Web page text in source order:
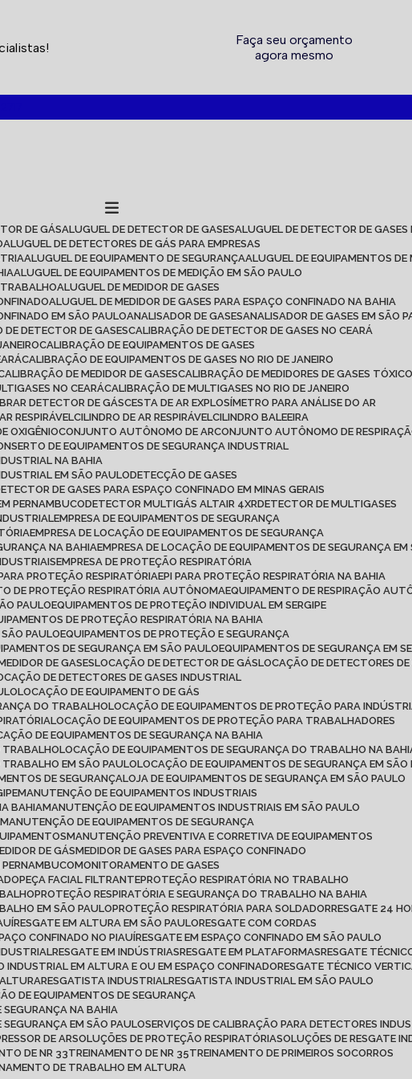
Faça seu orçamento
agora mesmo
DE GÁS ALUGUEL DE DETECTOR DE GASES ALUGUEL DE DETECTOR DE
ALUGUEL DE DETECTORES DE GÁS PARA EMPRESAS
ALUGUEL DE EQUIPAMENTO DE SEGURANÇA ALUGUEL DE EQUIPAMENTOS DE
ALUGUEL DE EQUIPAMENTOS DE MEDIÇÃO EM SÃO PAULO
TRABALHO ALUGUEL DE MEDIDOR DE GASES
ALUGUEL DE MEDIDOR DE GASES PARA ESPAÇO CONFINADO NA BAHIA
EM SÃO PAULO ANALISADOR DE GASES ANALISADOR DE GASES EM SÃO
DE DETECTOR DE GASES CALIBRAÇÃO DE DETECTOR DE GASES NO CEARÁ
CALIBRAÇÃO DE EQUIPAMENTOS DE GASES
CALIBRAÇÃO DE EQUIPAMENTOS DE GASES NO RIO DE JANEIRO
CALIBRAÇÃO DE MEDIDOR DE GASES CALIBRAÇÃO DE MEDIDORES DE GASES
NO CEARÁ CALIBRAÇÃO DE MULTIGASES NO RIO DE JANEIRO
DETECTOR DE GÁS CESTA DE AR EXPLOSÍMETRO PARA ANÁLISE DO AR
RESPIRÁVEL CILINDRO DE AR RESPIRÁVEL CILINDRO BALEEIRA
OXIGÊNIO CONJUNTO AUTÔNOMO DE AR CONJUNTO AUTÔNOMO DE
DE EQUIPAMENTOS DE SEGURANÇA INDUSTRIAL
NA BAHIA
EM SÃO PAULO DETECÇÃO DE GASES
DETECTOR DE GASES PARA ESPAÇO CONFINADO EM MINAS GERAIS
PERNAMBUCO DETECTOR MULTIGÁS ALTAIR 4XR DETECTOR DE MULTIGASES
EMPRESA DE EQUIPAMENTOS DE SEGURANÇA
EMPRESA DE LOCAÇÃO DE EQUIPAMENTOS DE SEGURANÇA
NA BAHIA EMPRESA DE LOCAÇÃO DE EQUIPAMENTOS DE SEGURANÇA
EMPRESA DE PROTEÇÃO RESPIRATÓRIA
PARA PROTEÇÃO RESPIRATÓRIA EPI PARA PROTEÇÃO RESPIRATÓRIA NA BAHIA
DE PROTEÇÃO RESPIRATÓRIA AUTÔNOMA EQUIPAMENTO DE RESPIRAÇÃO
PAULO EQUIPAMENTOS DE PROTEÇÃO INDIVIDUAL EM SERGIPE
DE PROTEÇÃO RESPIRATÓRIA NA BAHIA
SÃO PAULO EQUIPAMENTOS DE PROTEÇÃO E SEGURANÇA
DE SEGURANÇA EM SÃO PAULO EQUIPAMENTOS DE SEGURANÇA EM
DE GASES LOCAÇÃO DE DETECTOR DE GÁS LOCAÇÃO DE DETECTORES
DE DETECTORES DE GASES INDUSTRIAL
LOCAÇÃO DE EQUIPAMENTO DE GÁS
DO TRABALHO LOCAÇÃO DE EQUIPAMENTOS DE PROTEÇÃO PARA
LOCAÇÃO DE EQUIPAMENTOS DE PROTEÇÃO PARA TRABALHADORES
DE EQUIPAMENTOS DE SEGURANÇA NA BAHIA
TRABALHO LOCAÇÃO DE EQUIPAMENTOS DE SEGURANÇA DO TRABALHO NA
TRABALHO EM SÃO PAULO LOCAÇÃO DE EQUIPAMENTOS DE SEGURANÇA EM SÃO
DE SEGURANÇA LOJA DE EQUIPAMENTOS DE SEGURANÇA EM SÃO PAULO
MANUTENÇÃO DE EQUIPAMENTOS INDUSTRIAIS
BAHIA
MANUTENÇÃO DE EQUIPAMENTOS INDUSTRIAIS EM SÃO PAULO
MANUTENÇÃO DE EQUIPAMENTOS DE SEGURANÇA
MANUTENÇÃO PREVENTIVA E CORRETIVA DE EQUIPAMENTOS
MEDIDOR DE GÁS
MEDIDOR DE GASES PARA ESPAÇO CONFINADO
PERNAMBUCO
MONITORAMENTO DE GASES
PEÇA FACIAL FILTRANTE PROTEÇÃO RESPIRATÓRIA NO TRABALHO
PROTEÇÃO RESPIRATÓRIA E SEGURANÇA DO TRABALHO NA BAHIA
EM SÃO PAULO PROTEÇÃO RESPIRATÓRIA PARA SOLDADOR RESGATE 24
RESGATE EM ALTURA EM SÃO PAULO RESGATE COM CORDAS
CONFINADO NO PIAUÍ RESGATE EM ESPAÇO CONFINADO EM SÃO PAULO
RESGATE EM INDÚSTRIAS RESGATE EM PLATAFORMAS RESGATE
INDUSTRIAL EM ALTURA E OU EM ESPAÇO CONFINADO RESGATE TÉCNICO
ALTURA RESGATISTA INDUSTRIAL RESGATISTA INDUSTRIAL EM SÃO PAULO
DE EQUIPAMENTOS DE SEGURANÇA
SEGURANÇA NA BAHIA
SEGURANÇA EM SÃO PAULO SERVIÇOS DE CALIBRAÇÃO PARA DETECTORES
DE AR SOLUÇÕES DE PROTEÇÃO RESPIRATÓRIA SOLUÇÕES DE RESGATE
DE NR 33 TREINAMENTO DE NR 35
TREINAMENTO DE PRIMEIROS SOCORROS
DE TRABALHO EM ALTURA